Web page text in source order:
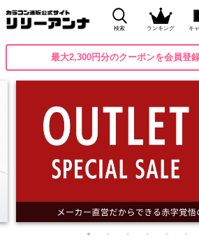
検索 ランキング キ
最大2,300円分のクーポンを会員登